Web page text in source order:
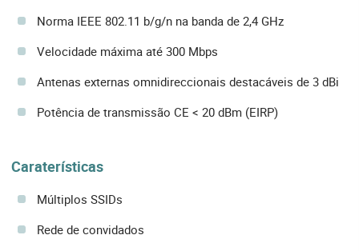
Norma IEEE 802.11 b/g/n na banda de 2,4 GHz
Velocidade máxima até 300 Mbps
Antenas externas omnidireccionais destacáveis de 3 dBi
Potência de transmissão CE < 20 dBm (EIRP)
Caraterísticas
Múltiplos SSIDs
Rede de convidados